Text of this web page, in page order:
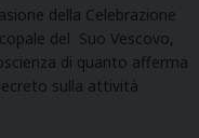
della Celebrazione
del Suo Vescovo,
di quanto afferma
sulla attività